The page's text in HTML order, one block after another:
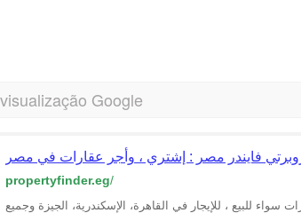
Google
propertyfinder.eg/
من العقارات سواء للبيع ، للإيجار في القاهرة، الإسكندرية، الجيزة وجميع